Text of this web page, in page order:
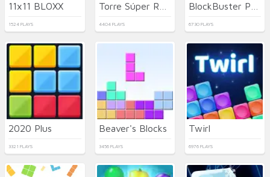
11x11 BLOXX
1524 PLAYS 4404 PLAYS 6730 PLAYS
2020 Plus
3321 PLAYS
Beaver's Blocks
3456 PLAYS
Twirl
6976 PLAYS